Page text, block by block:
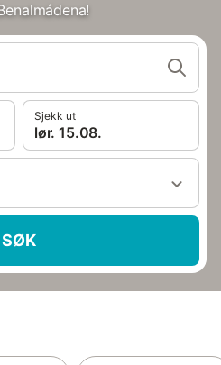
Sjekk ut
lør. 15.08.
SØK